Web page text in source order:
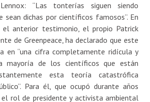
“Las tonterías siguen siendo
sean dichas por científicos famosos”. En
el anterior testimonio, el propio Patrick
de Greenpeace, ha declarado que este
en “una cifra completamente ridícula y
mayoría de los científicos que están
esta teoría catastrófica
Para él, que ocupó durante años
el rol de presidente y activista ambiental